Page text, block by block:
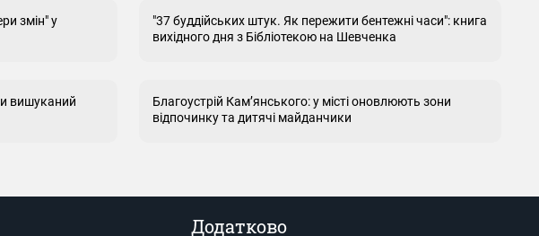
змін" у
"37 буддійських штук. Як пережити бентежні часи": книга
вихідного дня з Бібліотекою на Шевченка
вишуканий
Благоустрій Кам’янського: у місті оновлюють зони
відпочинку та дитячі майданчики
Додатково